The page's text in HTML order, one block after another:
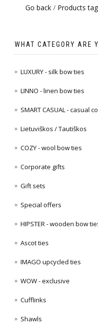
Go back / Products
WHAT CATEGORY ARE
LUXURY - silk bow ties
LINNO - linen bow ties
SMART CASUAL - casual
Lietuviškos / Tautiškos
COZY - wool bow ties
Corporate gifts
Gift sets
Special offers
HIPSTER - wooden bow
Ascot ties
IMAGO upcycled ties
WOW - exclusive
Cufflinks
Shawls